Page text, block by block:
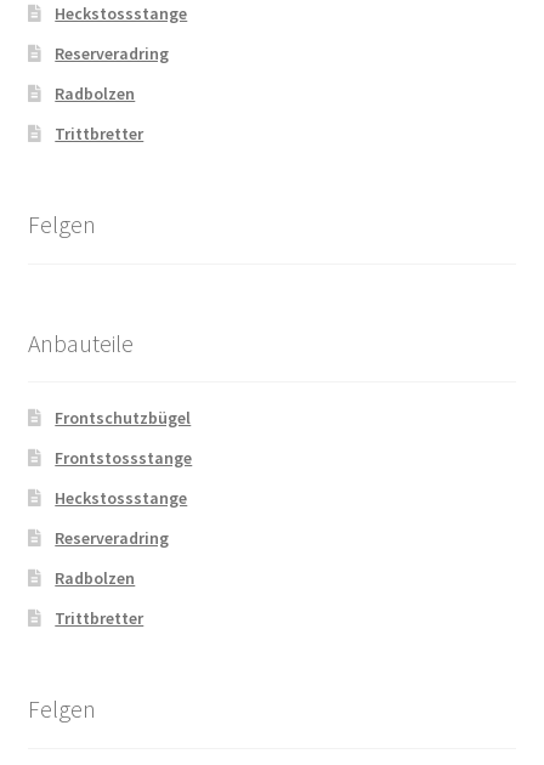
Heckstossstange
Reserveradring
Radbolzen
Trittbretter
Felgen
Anbauteile
Frontschutzbügel
Frontstossstange
Heckstossstange
Reserveradring
Radbolzen
Trittbretter
Felgen